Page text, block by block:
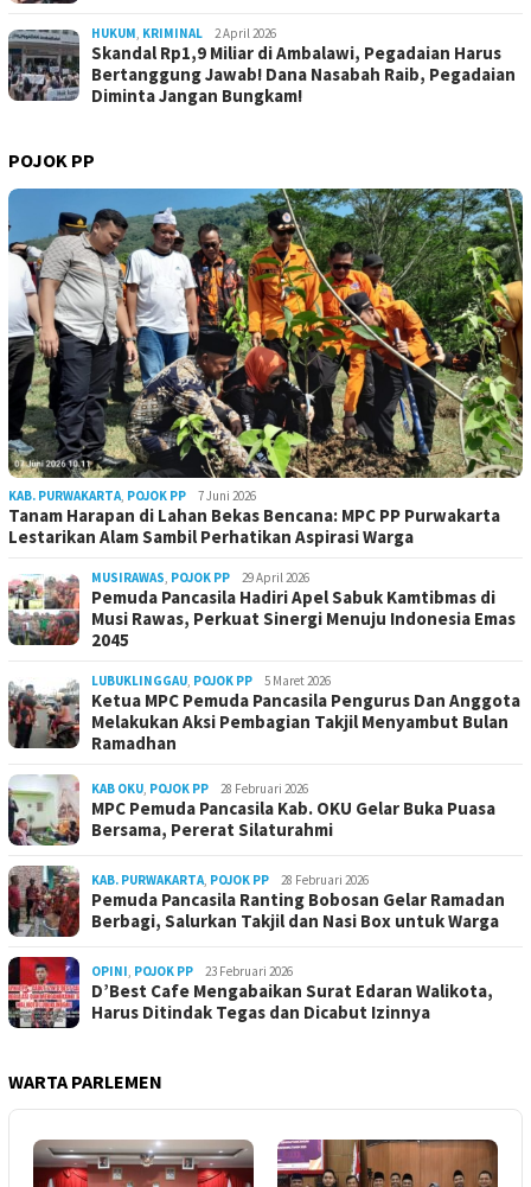
HUKUM, KRIMINAL 2 April 2026
Skandal Rp1,9 Miliar di Ambalawi, Pegadaian Harus
Bertanggung Jawab! Dana Nasabah Raib, Pegadaian
Diminta Jangan Bungkam!
POJOK PP
KAB. PURWAKARTA, POJOK PP 7 Juni 2026
Tanam Harapan di Lahan Bekas Bencana: MPC PP Purwakarta
Lestarikan Alam Sambil Perhatikan Aspirasi Warga
MUSIRAWAS, POJOK PP 29 April 2026
Pemuda Pancasila Hadiri Apel Sabuk Kamtibmas di
Musi Rawas, Perkuat Sinergi Menuju Indonesia Emas
2045
LUBUKLINGGAU, POJOK PP 5 Maret 2026
Ketua MPC Pemuda Pancasila Pengurus Dan Anggota
Melakukan Aksi Pembagian Takjil Menyambut Bulan
Ramadhan
KAB OKU, POJOK PP 28 Februari 2026
MPC Pemuda Pancasila Kab. OKU Gelar Buka Puasa
Bersama, Pererat Silaturahmi
KAB. PURWAKARTA, POJOK PP 28 Februari 2026
Pemuda Pancasila Ranting Bobosan Gelar Ramadan
Berbagi, Salurkan Takjil dan Nasi Box untuk Warga
OPINI, POJOK PP 23 Februari 2026
D’Best Cafe Mengabaikan Surat Edaran Walikota,
Harus Ditindak Tegas dan Dicabut Izinnya
WARTA PARLEMEN